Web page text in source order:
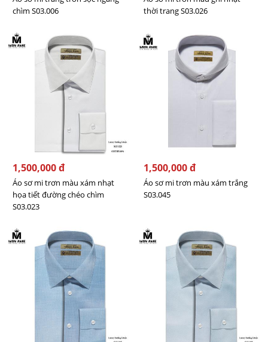
chìm S03.006
thời trang S03.026
1,500,000 đ
Áo sơ mi trơn màu xám nhạt
họa tiết đường chéo chìm
S03.023
1,500,000 đ
Áo sơ mi trơn màu xám trắng
S03.045